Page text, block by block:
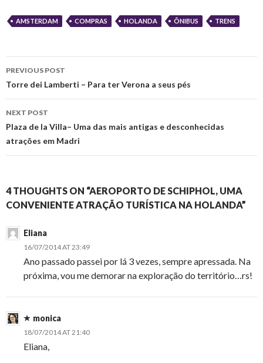
AMSTERDAM COMPRAS HOLANDA ÔNIBUS TRENS
Post
navigation
PREVIOUS POST
Torre dei Lamberti – Para ter Verona a seus pés
NEXT POST
Plaza de la Villa– Uma das mais antigas e desconhecidas
atrações em Madri
4 THOUGHTS ON “AEROPORTO DE SCHIPHOL, UMA
CONVENIENTE ATRAÇÃO TURÍSTICA NA HOLANDA”
Eliana
16/07/2014 AT 23:49
Ano passado passei por lá 3 vezes, sempre apressada. Na
próxima, vou me demorar na exploração do território…rs!
monica
18/07/2014 AT 21:40
Eliana,